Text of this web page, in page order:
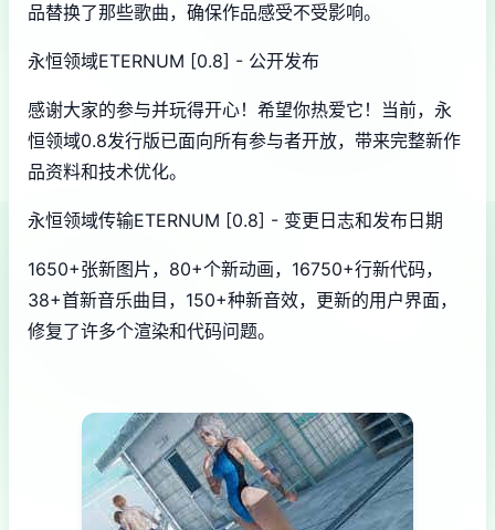
品替换了那些歌曲，确保作品感受不受影响。
永恒领域ETERNUM [0.8] - 公开发布
感谢大家的参与并玩得开心！希望你热爱它！当前，永
恒领域0.8发行版已面向所有参与者开放，带来完整新作
品资料和技术优化。
永恒领域传输ETERNUM [0.8] - 变更日志和发布日期
1650+张新图片，80+个新动画，16750+行新代码，
38+首新音乐曲目，150+种新音效，更新的用户界面，
修复了许多个渲染和代码问题。